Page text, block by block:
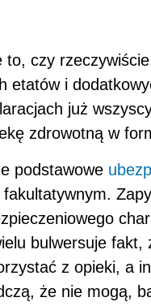
czy
etatów i
już
zdrowotną w
podstawowe
bulwersuje fakt,
z opieki, a
że nie mogą,